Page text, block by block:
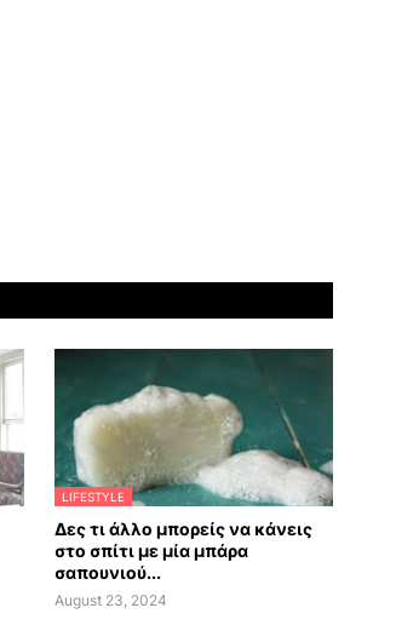
LIFESTYLE
Δες τι άλλο μπορείς να κάνεις
στο σπίτι με μία μπάρα
σαπουνιού...
August 23, 2024